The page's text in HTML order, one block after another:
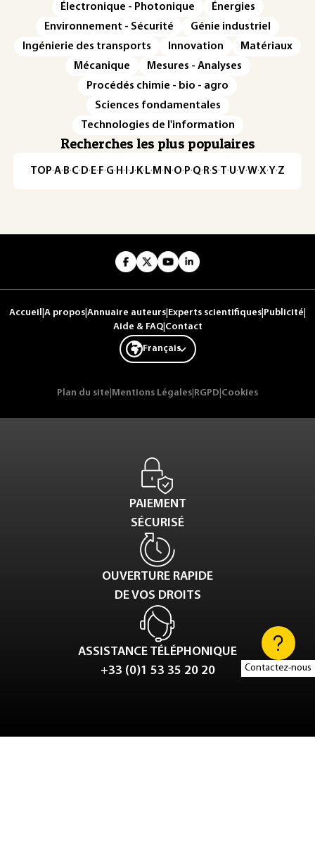
Contactez-nous
Électronique - Photonique
Énergies
Environnement - Sécurité
Génie industriel
Ingénierie des transports
Innovation
Matériaux
Mécanique
Mesures - Analyses
Procédés chimie - bio - agro
Sciences fondamentales
Technologies de l'information
Recherches les plus populaires
TOP·A·B·C· D· E· F·G· H · ·J· K· L· M · N ·O· P·Q· R·S·T·U·V·W·X·Y·Z
Accueil A propos Annuaire auteurs Experts scientifiques Publicité
Aide & FAQ| Contact
Français
Plan du site Mentions Légales RGPD Cookies
PAIEMENT
SÉCURISÉ
OUVERTURE RAPIDE
DE VOS DROITS
ASSISTANCE TÉLÉPHONIQUE
+33 (0)1 53 35 20 20